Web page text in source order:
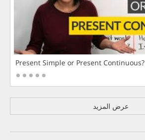
Present Simple or Present Continuous?
عرض المزيد